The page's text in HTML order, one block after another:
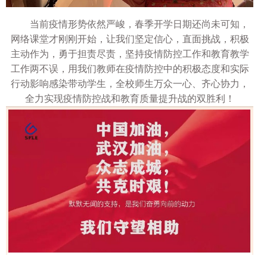
当前疫情形势依然严峻，春季开学日期还尚未可知，
网络课堂才刚刚开始，让我们坚定信心，直面挑战，积极
主动作为，勇于担责尽责，坚持疫情防控工作和教育教学
工作两不误，用我们教师在疫情防控中的积极态度和实际
行动影响感染带动学生，全校师生万众一心、齐心协力，
全力实现疫情防控战和教育质量提升战的双胜利！